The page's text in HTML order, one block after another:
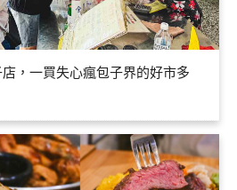
店，一買失心瘋包子界的好市多